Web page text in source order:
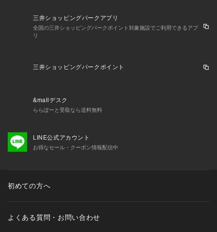
三井ショッピングパークアプリ
全国の三井ショッピングパークポイント対象施設でご利用できるアプ
リ
三井ショッピングパークポイント
&mallデスク
ららぽーと受取なら送料無料
LINE公式アカウント
お得なセール・クーポン情報配信中
初めての方へ
よくある質問・お問い合わせ